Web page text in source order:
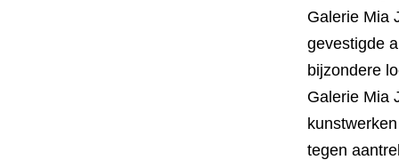
Galerie Mia
gevestigde
bijzondere
Galerie Mia
tegen